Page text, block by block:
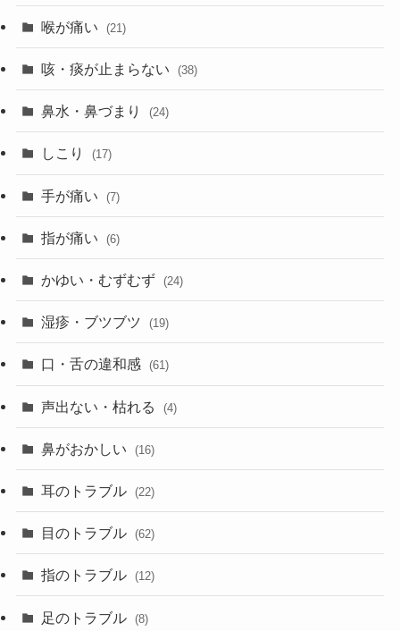
喉が痛い (21)
咳・痰が止まらない (38)
鼻水・鼻づまり (24)
しこり (17)
手が痛い (7)
指が痛い (6)
かゆい・むずむず (24)
湿疹・ブツブツ (19)
口・舌の違和感 (61)
声出ない・枯れる (4)
鼻がおかしい (16)
耳のトラブル (22)
目のトラブル (62)
指のトラブル (12)
足のトラブル (8)